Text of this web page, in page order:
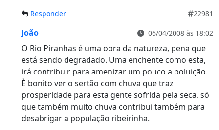
Responder 22981
João 06/04/2008 às 18:02
O Rio Piranhas é uma obra da natureza, pena que
está sendo degradado. Uma enchente como esta,
irá contribuir para amenizar um pouco a poluição.
È bonito ver o sertão com chuva que traz
prosperidade para esta gente sofrida pela seca, só
que também muito chuva contribui também para
desabrigar a população ribeirinha.